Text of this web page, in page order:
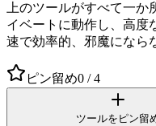
上のツールがすべて一
イベートに動作し、高度
速で効率的、邪魔になら
ピン留め0 / 4
ツールをピン留